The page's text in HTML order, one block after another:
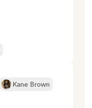
Kane Brown